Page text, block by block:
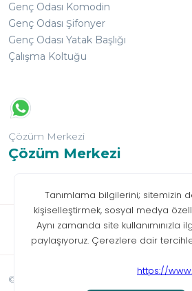
Genç Odası Komodin
Genç Odası Şifonyer
Genç Odası Yatak Başlığı
Çalışma Koltuğu
Çözüm Merkezi
Çözüm Merkezi
© Tüm hakları saklıdır. Bellona 2026